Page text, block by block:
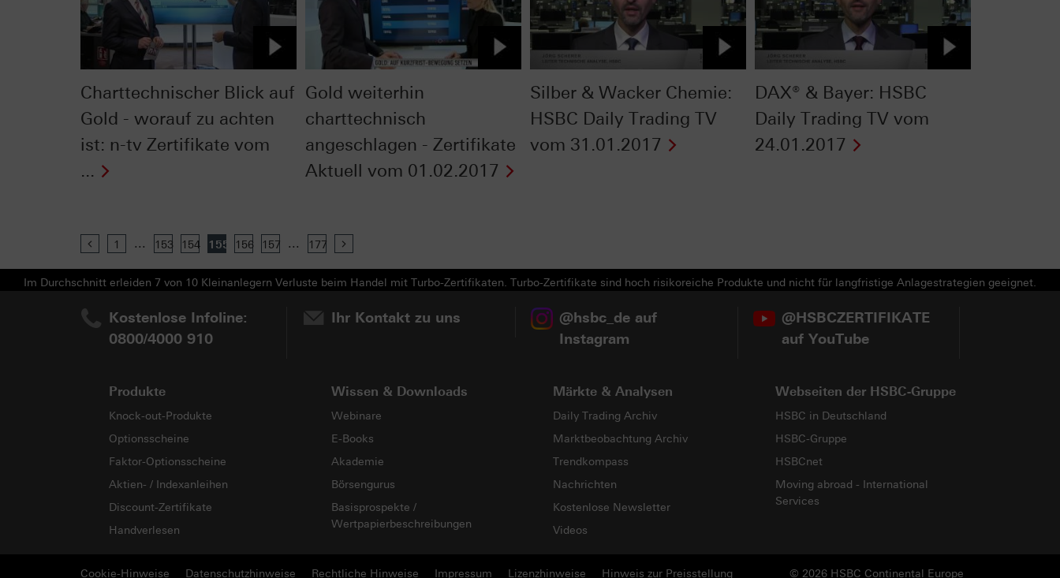
Charttechnischer Blick auf
Gold - worauf zu achten
ist: n-tv Zertifikate vom
...
Gold weiterhin
charttechnisch
angeschlagen - Zertifikate
Aktuell vom 01.02.2017
Silber & Wacker Chemie:
HSBC Daily Trading TV
vom 31.01.2017
DAX® & Bayer: HSBC
Daily Trading TV vom
24.01.2017
Previous
1 ... 153 154 155 156 157 ... 177
Im Durchschnitt erleiden 7 von 10 Kleinanlegern Verluste beim Handel mit Turbo-Zertifikaten. Turbo-Zertifikate sind hoch risikoreiche Produkte und nicht für langfristige Anlagestrategien geeignet.
Kostenlose Infoline:
0800/4000 910
Ihr Kontakt zu uns
@hsbc_de auf
Instagram
@HSBCZERTIFIKATE
auf YouTube
Produkte
Knock-out-Produkte
Optionsscheine
Faktor-Optionsscheine
Aktien- / Indexanleihen
Discount-Zertifikate
Handverlesen
Wissen & Downloads
Webinare
E-Books
Akademie
Börsengurus
Basisprospekte /
Wertpapierbeschreibungen
Märkte & Analysen
Daily Trading Archiv
Marktbeobachtung Archiv
Trendkompass
Nachrichten
Kostenlose Newsletter
Videos
Webseiten der HSBC-Gruppe
HSBC in Deutschland
HSBC-Gruppe
HSBCnet
Moving abroad - International
Services
Cookie-Hinweise Datenschutzhinweise Rechtliche Hinweise Impressum Lizenzhinweise © 2026 HSBC Continental Europe
Hinweis zur Preisstellung